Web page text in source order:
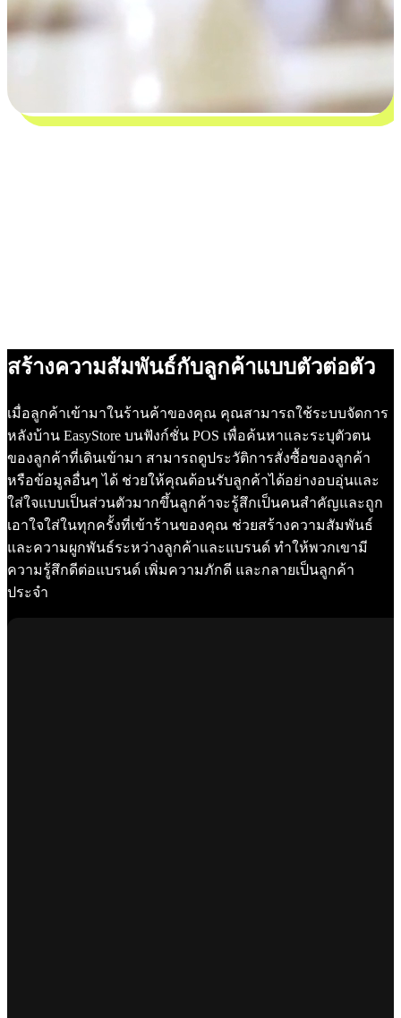
สร้างความสัมพันธ์กับลูกค้าแบบตัวต่อตัว
เมื่อลูกค้าเข้ามาในร้านค้าของคุณ คุณสามารถใช้ระบบจัดการ
หลังบ้าน EasyStore บนฟังก์ชั่น POS เพื่อค้นหาและระบุตัวตน
ของลูกค้าที่เดินเข้ามา สามารถดูประวัติการสั่งซื้อของลูกค้า
หรือข้อมูลอื่นๆ ได้ ช่วยให้คุณต้อนรับลูกค้าได้อย่างอบอุ่นและ
ใส่ใจแบบเป็นส่วนตัวมากขึ้นลูกค้าจะรู้สึกเป็นคนสำคัญและถูก
เอาใจใส่ในทุกครั้งที่เข้าร้านของคุณ ช่วยสร้างความสัมพันธ์
และความผูกพันธ์ระหว่างลูกค้าและแบรนด์ ทำให้พวกเขามี
ความรู้สึกดีต่อแบรนด์ เพิ่มความภักดี และกลายเป็นลูกค้า
ประจำ